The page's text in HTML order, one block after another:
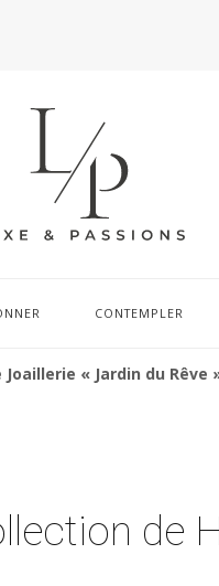
CONTEMPLER
« Jardin du Rêve
de